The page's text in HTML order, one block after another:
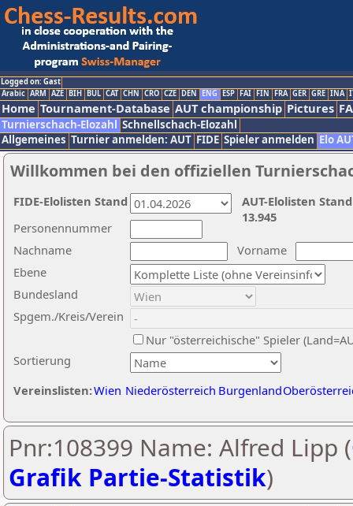
Logged on: Gast
Arabic ARM AZE BIH BUL CAT CHN CRO CZE DEN ENG ESP FAI FIN FRA GER GRE INA
Home Tournament-Database AUT championship Pictures
Turnierschach-Elozahl Schnellschach-Elozahl
Allgemeines Turnier anmelden: AUT FIDE Spieler anmelden Elo
Willkommen bei den offiziellen
Nachname
Vorname
Ebene
Sortierung
Personennummer
Bundesland
Spgem./Kreis/Verein
Nur "österreichische" Spieler
Vereinslisten:Wien Niederösterreich Burgenland
AUT-Elolisten
13.945
FIDE-Elolisten Stand
Pnr:108399 Name: Alfred Lipp (
Grafik Partie-Statistik)